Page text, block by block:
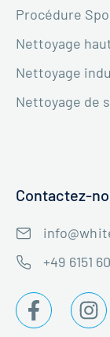
Procédure
Nettoyage
Nettoyage
Nettoyage de
Contactez-
+49 6151